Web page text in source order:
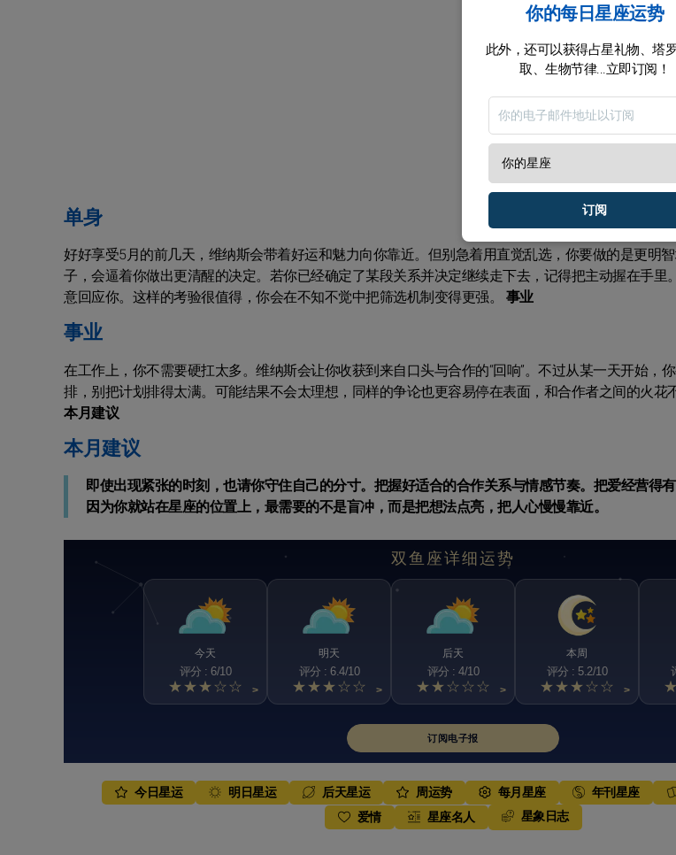
单身
好好享受5月的前几天，维纳斯会带着好运和魅力向你靠近。但别急着用直觉乱选，你要做的是更明
子，会逼着你做出更清醒的决定。若你已经确定了某段关系并决定继续走下去，记得把主动握在手里
意回应你。这样的考验很值得，你会在不知不觉中把筛选机制变得更强。 事业
事业
在工作上，你不需要硬扛太多。维纳斯会让你收获到来自口头与合作的“回响”。不过从某一天开始，
排，别把计划排得太满。可能结果不会太理想，同样的争论也更容易停在表面，和合作者之间的火花
本月建议
本月建议
即使出现紧张的时刻，也请你守住自己的分寸。把握好适合的合作关系与情感节奏。把爱经营得
因为你就站在星座的位置上，最需要的不是盲冲，而是把想法点亮，把人心慢慢靠近。
双鱼座详细运势
今天
评分 : 6/10
★★★☆☆ >
明天
评分 : 6.4/10
★★★☆☆ >
后天
评分 : 4/10
★★☆☆☆ >
本周
评分 : 5.2/10
★★★☆☆ >
订阅电子报
今日星运 明日星运 后天星运 周运势 每月星座 年刊星座
爱情
星座名人 星象日志
你的每日星座运势
此外，还可以获得占星礼物、塔
取、生物节律...立即订阅！
订阅